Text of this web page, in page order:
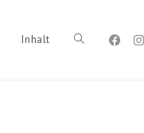
Inhalt Toggle